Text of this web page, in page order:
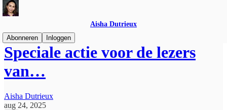
Aisha Dutrieux
Abonneren
Inloggen
Speciale actie voor de lezers
van…
Aisha Dutrieux
aug 24, 2025